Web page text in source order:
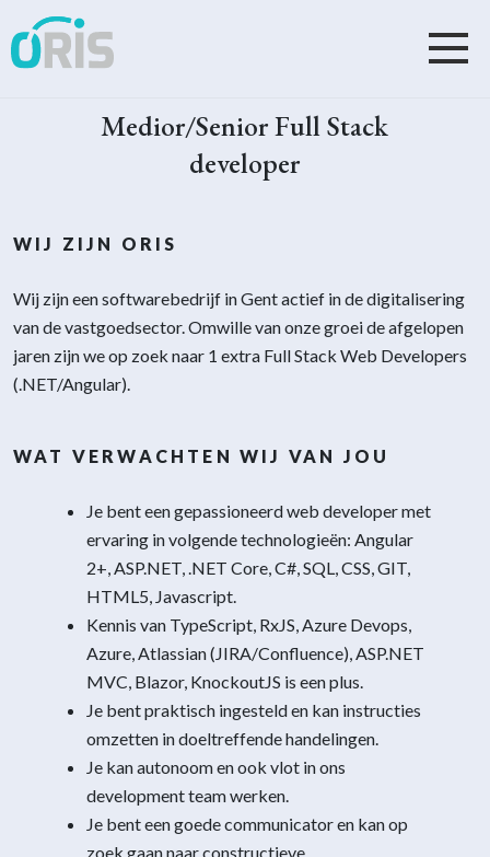
Medior/Senior Full Stack
developer
WIJ ZIJN ORIS
Wij zijn een softwarebedrijf in Gent actief in de digitalisering
van de vastgoedsector. Omwille van onze groei de afgelopen
jaren zijn we op zoek naar 1 extra Full Stack Web Developers
(.NET/Angular).
WAT VERWACHTEN WIJ VAN JOU
Je bent een gepassioneerd web developer met
ervaring in volgende technologieën: Angular
2+, ASP.NET, .NET Core, C#, SQL, CSS, GIT,
HTML5, Javascript.
Kennis van TypeScript, RxJS, Azure Devops,
Azure, Atlassian (JIRA/Confluence), ASP.NET
MVC, Blazor, KnockoutJS is een plus.
Je bent praktisch ingesteld en kan instructies
omzetten in doeltreffende handelingen.
Je kan autonoom en ook vlot in ons
development team werken.
Je bent een goede communicator en kan op
zoek gaan naar constructieve